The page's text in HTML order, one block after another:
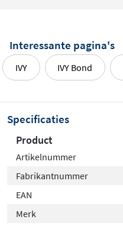
Interessante pagina's
IVY IVY Bond
Specificaties
Product
Artikelnummer
Fabrikantnummer
EAN
Merk